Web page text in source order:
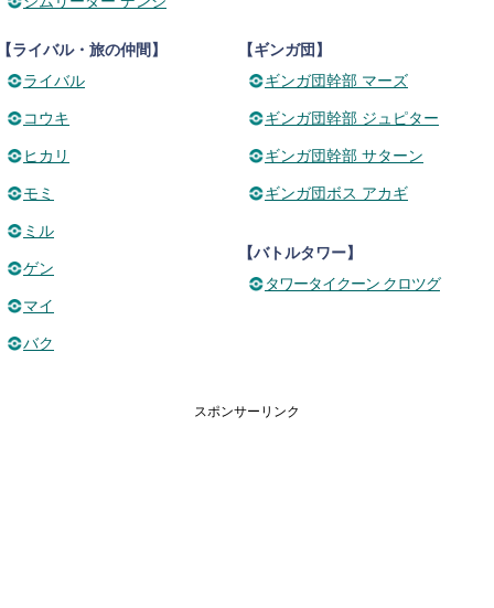
ライバル・旅の仲間】
ライバル
コウキ
ヒカリ
モミ
ミル
ゲン
マイ
バク
【ギンガ団】
ギンガ団幹部 マーズ
ギンガ団幹部 ジュピター
ギンガ団幹部 サターン
ギンガ団ボス アカギ
【バトルタワー】
タワータイクーン クロツグ
スポンサーリンク